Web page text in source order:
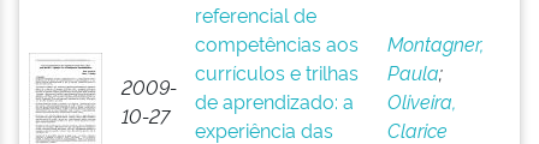
2009-
10-27
referencial de
competências aos
currículos e trilhas
de aprendizado: a
experiência das
Montagner,
Paula;
Oliveira,
Clarice